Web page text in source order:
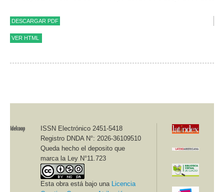
DESCARGAR PDF
VER HTML
Investigación y Asistencia Técnica- IDELCOOP
Repensando la legislación en las
cooperativas de trabajo asociado de
Puerto Rico desde la centralidad del
trabajo y la condición obrera
ISSN Electrónico 2451-5418
Registro DNDA N°: 2026-36109510
Queda hecho el deposito que
marca la Ley N°11.723
Esta obra está bajo una Licencia